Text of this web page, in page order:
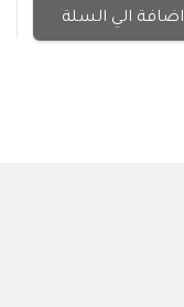
اضافة الي السلة